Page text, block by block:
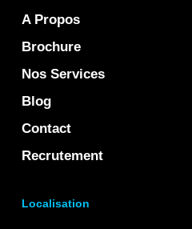
A Propos
Brochure
Nos Services
Blog
Contact
Recrutement
Localisation